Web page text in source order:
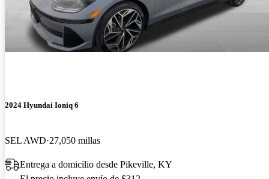
2024 Hyundai Ioniq 6
SEL AWD 27,050 millas
Entrega a domicilio desde Pikeville, KY